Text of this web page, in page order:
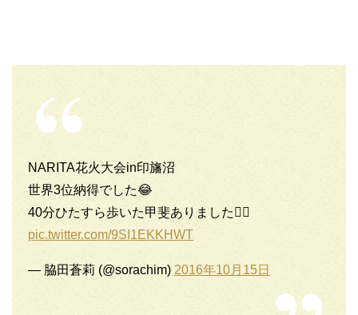
NARITA花火大会in印旛沼
世界3位納得でした😂
40分ひたすら歩いた甲斐ありました👍🏻
pic.twitter.com/9SI1EKKHWT
— 脇田蒼莉 (@sorachim) 2016年10月15日